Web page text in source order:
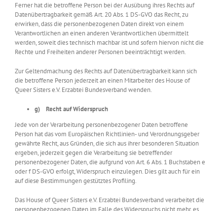
Ferner hat die betroffene Person bei der Ausübung ihres Rechts auf
Datenübertragbarkeit gemäß Art. 20 Abs. 1 DS-GVO das Recht, zu
erwirken, dass die personenbezogenen Daten direkt von einem
Verantwortlichen an einen anderen Verantwortlichen übermittelt
werden, soweit dies technisch machbar ist und sofern hiervon nicht die
Rechte und Freiheiten anderer Personen beeinträchtigt werden.
Zur Geltendmachung des Rechts auf Datenübertragbarkeit kann sich
die betroffene Person jederzeit an einen Mitarbeiter des House of
Queer Sisters e.V. Erzabtei Bundesverband wenden.
g) Recht auf Widerspruch
Jede von der Verarbeitung personenbezogener Daten betroffene
Person hat das vom Europäischen Richtlinien- und Verordnungsgeber
gewährte Recht, aus Gründen, die sich aus ihrer besonderen Situation
ergeben, jederzeit gegen die Verarbeitung sie betreffender
personenbezogener Daten, die aufgrund von Art. 6 Abs. 1 Buchstaben e
oder f DS-GVO erfolgt, Widerspruch einzulegen. Dies gilt auch für ein
auf diese Bestimmungen gestütztes Profiling.
Das House of Queer Sisters e.V. Erzabtei Bundesverband verarbeitet die
personenbezogenen Daten im Falle des Widerspruchs nicht mehr, es